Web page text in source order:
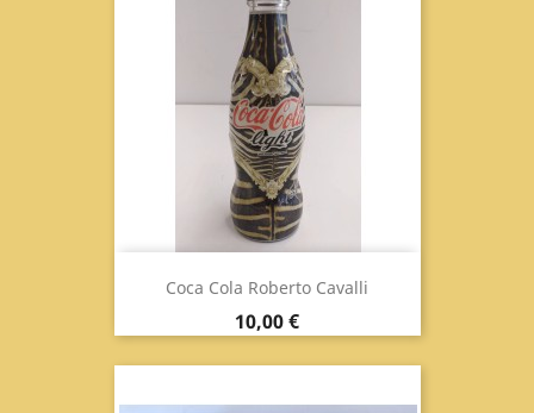
Coca Cola Roberto Cavalli
Prix
10,00 €